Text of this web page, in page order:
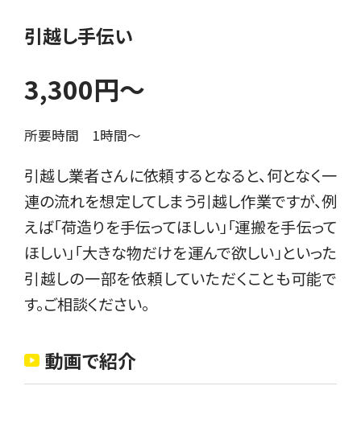
引越し手伝い
3,300円〜
所要時間 1時間〜
引越し業者さんに依頼するとなると、何となく一
連の流れを想定してしまう引越し作業ですが、例
えば「荷造りを手伝ってほしい」「運搬を手伝って
ほしい」「大きな物だけを運んで欲しい」といった
引越しの一部を依頼していただくことも可能で
す。ご相談ください。
動画で紹介